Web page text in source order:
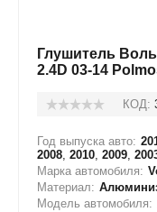
Глушитель
2.4D 03-14
КОД:
Год выпуска авто:
2008, 2010, 2009,
Марка автомобиля:
Материал:
Модель автомобиля: